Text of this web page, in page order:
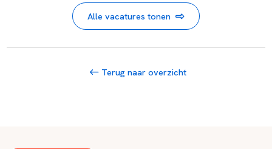
Alle vacatures tonen
Terug naar overzicht